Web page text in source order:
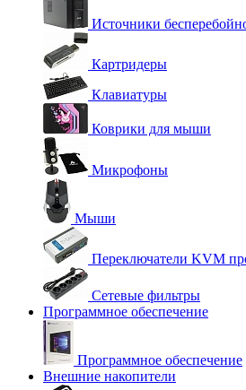
Источники
Картридеры
Клавиатуры
Коврики для мыши
Микрофоны
Мыши
Переключатели KVM
Сетевые фильтры
Программное обеспечение
Программное обеспечение
Внешние накопители